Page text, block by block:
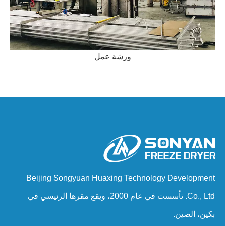
ورشة عمل
Beijing Songyuan Huaxing Technology Development
Co., Ltd. تأسست في عام 2000، ويقع مقرها الرئيسي في
بكين، الصين.